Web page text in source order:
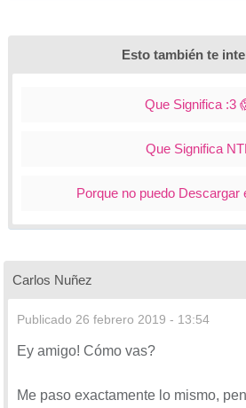
Esto también te
Que Significa :3
Que Significa
Porque no puedo Descargar
Carlos Nuñez
Publicado 26 febrero 2019 - 13:54
Ey amigo! Cómo vas?
Me paso exactamente lo mismo,